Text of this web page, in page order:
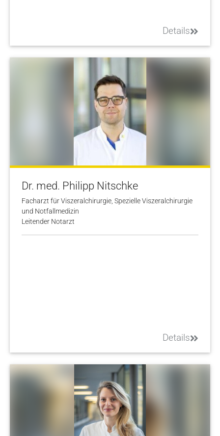
Details
Dr. med. Philipp Nitschke
Facharzt für Viszeralchirurgie, Spezielle Viszeralchirurgie
und Notfallmedizin
Leitender Notarzt
Details